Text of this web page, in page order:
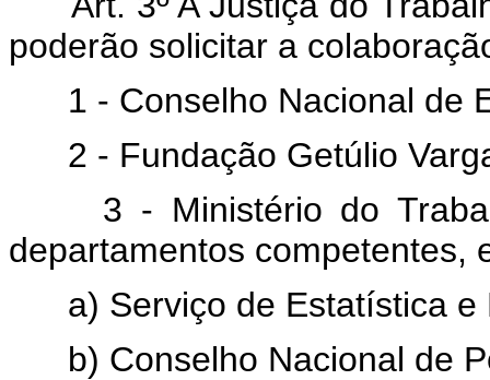
poderão solicitar a
1 - Conselho Nacional de
2 - Fundação Getúlio
3 - Ministério do
departamentos competentes,
a) Serviço de Estatística
b) Conselho Nacional de